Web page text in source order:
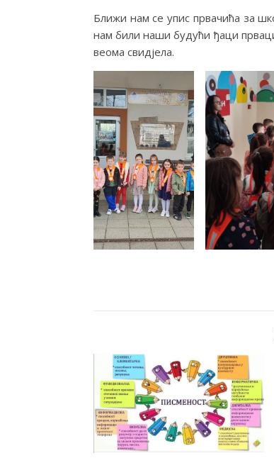
Ближи нам се упис првачића за
нам били наши будући ђаци
веома свидјела.